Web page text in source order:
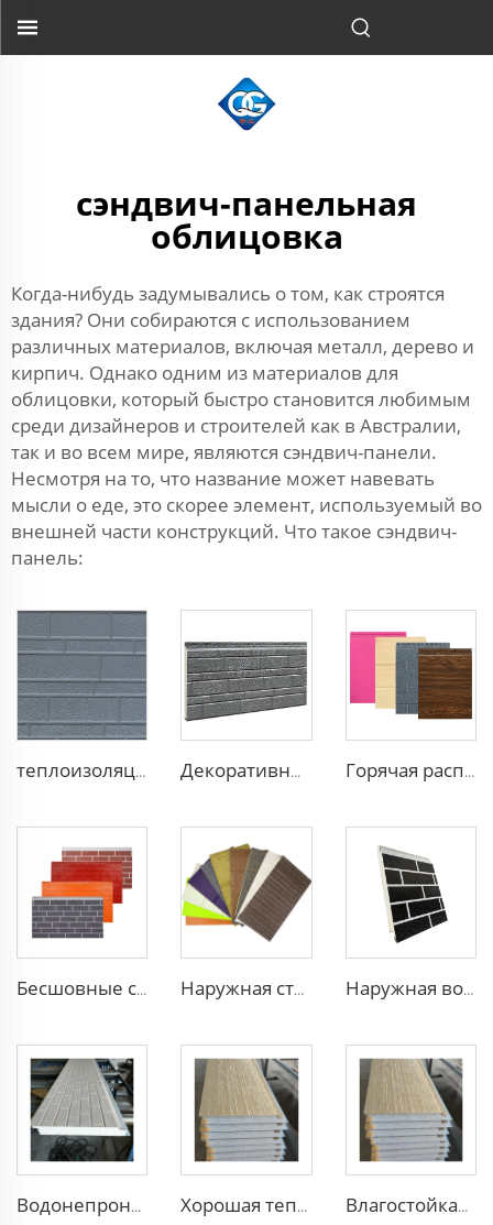
сэндвич-панельная
облицовка
Когда-нибудь задумывались о том, как строятся
здания? Они собираются с использованием
различных материалов, включая металл, дерево и
кирпич. Однако одним из материалов для
облицовки, который быстро становится любимым
среди дизайнеров и строителей как в Австралии,
так и во всем мире, являются сэндвич-панели.
Несмотря на то, что название может навевать
мысли о еде, это скорее элемент, используемый во
внешней части конструкций. Что такое сэндвич-
панель:
теплоизоляционные легкие панели для наружных стен из пенополистирола толщиной 50 мм и 75 мм Декоративные панели внешней теплоизоляции, композитные алюминиевые полиуретановые сэндвич-панели Горячая распродажа Водонепроницаемая панель сэндвич 16мм полиуретановая панель для отделки стен Панель утепления из ПУ-пены
Бесшовные стеновые панели ПУ полиуретановые сэндвич-панели и наружные стеновые панели для отделки дома Наружная стеновая панель для дома с ПУ-пеной сэндвич-панель для строительства дома, чистая комната стеновая панель ПУ сэндвич-панель Наружная водонепроницаемая и огнестойкая панель из пенополистирола с теплоизоляцией
Водонепроницаемые сэндвич-панели из пенополистирола металлическая утепленная плита Разделительная сэндвич-панель для стен от китайского производителя Хорошая теплоизоляция металлическая обшивка внутренняя панель утепления наружная стеновая панель с Низкой ценой и Высоким качеством Влагостойкая и водонепроницаемая облицовка внешних стен дома с имитацией кирпичной кладки тисненых металлических сэндвич-панелей